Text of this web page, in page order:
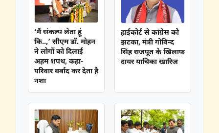
‘मैं संकल्प लेता हूं
कि..,’ सीएम डॉ. मोहन
ने लोगों को दिलाई
अहम शपथ, कहा-
परिवार बर्बाद कर देता है
नशा
हाईकोर्ट से कांग्रेस को
झटका, मंत्री गोविन्द
सिंह राजपूत के खिलाफ
दायर याचिका खारिज